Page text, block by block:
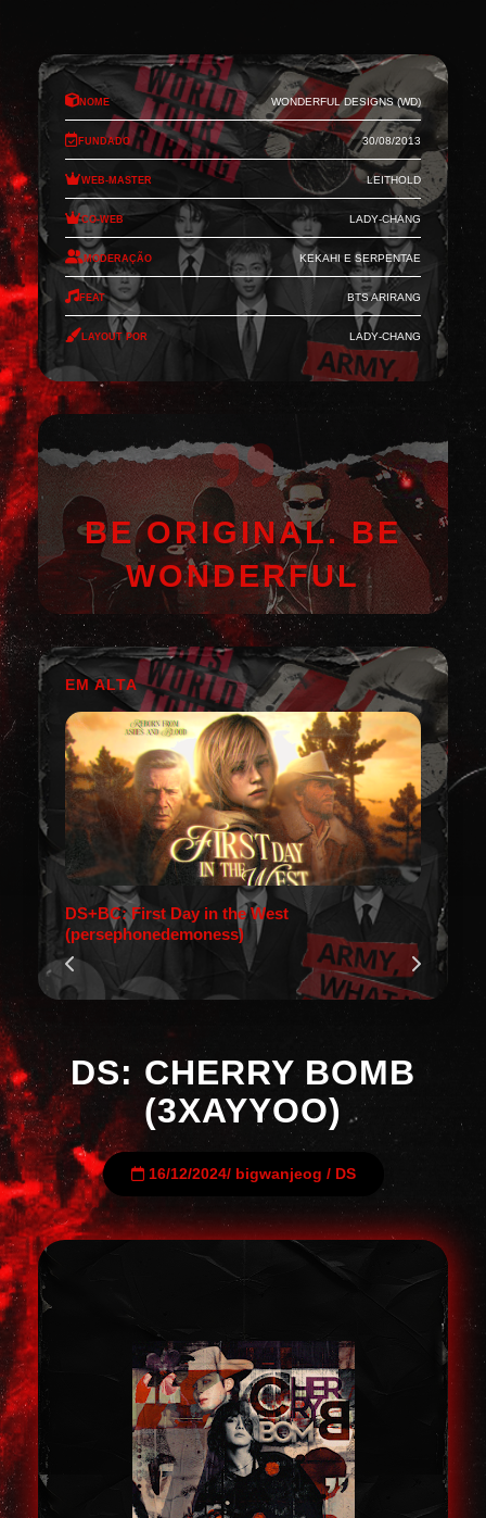
Nome Wonderful Designs (WD)
Fundado 30/08/2013
Web-Master Leithold
Co-Web Lady-Chang
Moderação Kekahi e Serpentae
Feat BTS Arirang
Layout por Lady-Chang
BE ORIGINAL. BE
WONDERFUL
EM ALTA
DS+BC: First Day in the West
(persephonedemoness)
DS: CHERRY BOMB
(3XAYYOO)
16/12/2024/ bigwanjeog / DS